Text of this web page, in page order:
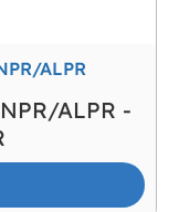
ALPR
ALPR -